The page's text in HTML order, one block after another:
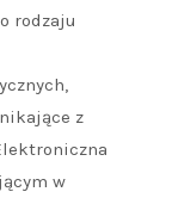
rodzaju
z
w